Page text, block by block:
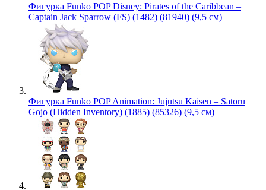
Фигурка Funko POP Disney: Pirates of the Caribbean –
Captain Jack Sparrow (FS) (1482) (81940) (9,5 см)
Фигурка Funko POP Animation: Jujutsu Kaisen – Satoru
Gojo (Hidden Inventory) (1885) (85326) (9,5 см)